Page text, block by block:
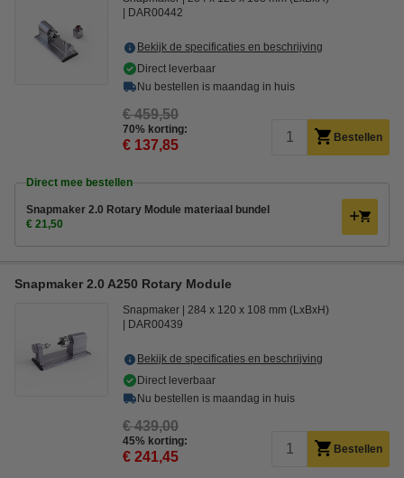
DAR00442
Bekijk de specificaties en beschrijving
Direct leverbaar
Nu bestellen is maandag in huis
€ 459,50
70% korting:
€ 137,85 Bestellen
Direct mee bestellen
Snapmaker 2.0 Rotary Module materiaal bundel
€ 21,50
Snapmaker 2.0 A250 Rotary Module
Snapmaker
284 x 120 x 108 mm (LxBxH)
DAR00439
Bekijk de specificaties en beschrijving
Direct leverbaar
Nu bestellen is maandag in huis
€ 439,00
45% korting:
€ 241,45 Bestellen